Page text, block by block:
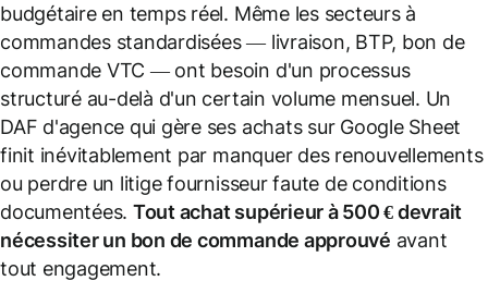
budgétaire en temps réel. Même les secteurs à
commandes standardisées — livraison, BTP, bon de
commande VTC — ont besoin d'un processus
structuré au-delà d'un certain volume mensuel. Un
DAF d'agence qui gère ses achats sur Google Sheet
finit inévitablement par manquer des renouvellements
ou perdre un litige fournisseur faute de conditions
documentées. Tout achat supérieur à 500 € devrait
nécessiter un bon de commande approuvé avant
tout engagement.